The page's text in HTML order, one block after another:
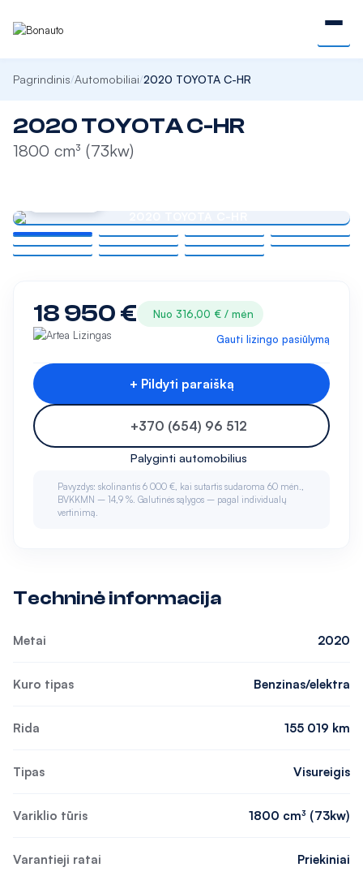
Pagrindinis/Automobiliai/2020 TOYOTA C-HR
2020 TOYOTA C-HR
1800 cm³ (73kw)
18 950 €
Nuo 316,00 € / mėn
Gauti lizingo pasiūlymą
+ Pildyti paraišką
+370 (654) 96 512
Palyginti automobilius
Pavyzdys: skolinantis 6 000 €, kai sutartis sudaroma 60 mėn.,
BVKKMN – 14,9 %. Galutinės sąlygos – pagal individualų
vertinimą.
Techninė informacija
Metai 2020
Kuro tipas Benzinas/elektra
Rida 155 019 km
Tipas Visureigis
Variklio tūris 1800 cm³ (73kw)
Varantieji ratai Priekiniai